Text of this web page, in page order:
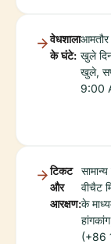
वेधशाला
के घंटे:
आमतौर
खुले
खुले,
9:00
टिकट
और
आरक्षण:
वीचैट
के
(+86